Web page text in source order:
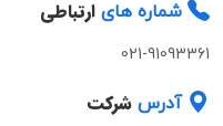
شماره های ارتباطی
021-91093361
آدرس شرکت